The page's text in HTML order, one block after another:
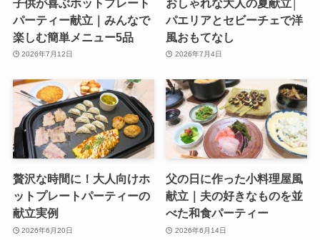
子供が喜ぶホットプレート
パーティー献立｜みんなで
楽しむ簡単メニュー5品
2026年7月12日
おしゃれな大人の夏献立│
パエリアとセビーチェで洋
風おもてなし
2026年7月4日
贅沢な時間に！大人向けホ
ットプレートパーティーの
献立実例
2026年6月20日
父の日に作った小料理屋風
献立｜夫の好きなものを並
べた和食パーティー
2026年6月14日